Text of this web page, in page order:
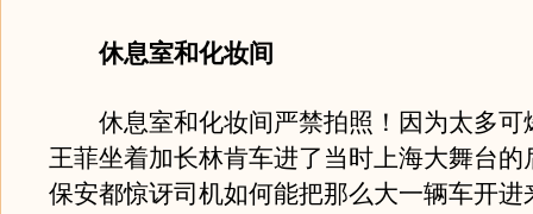
休息室和化妆间
休息室和化妆间严禁拍照！因为太多可
王菲坐着加长林肯车进了当时上海大舞台的
保安都惊讶司机如何能把那么大一辆车开进